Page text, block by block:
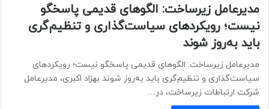
مدیرعامل زیرساخت: الگوهای قدیمی پاسخگو
نیست؛ رویکردهای سیاست‌گذاری و تنظیم‌گری
باید به‌روز شوند
مدیرعامل زیرساخت: الگوهای قدیمی پاسخگو نیست؛ رویکردهای
سیاست‌گذاری و تنظیم‌گری باید به‌روز شوند بهزاد اکبری، مدیرعامل
شرکت ارتباطات زیرساخت، در…